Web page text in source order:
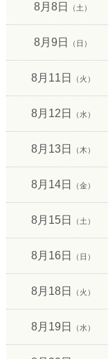
8月8日 （土）
8月9日 （日）
8月11日 （火）
8月12日 （水）
8月13日 （木）
8月14日 （金）
8月15日 （土）
8月16日 （日）
8月18日 （火）
8月19日 （水）